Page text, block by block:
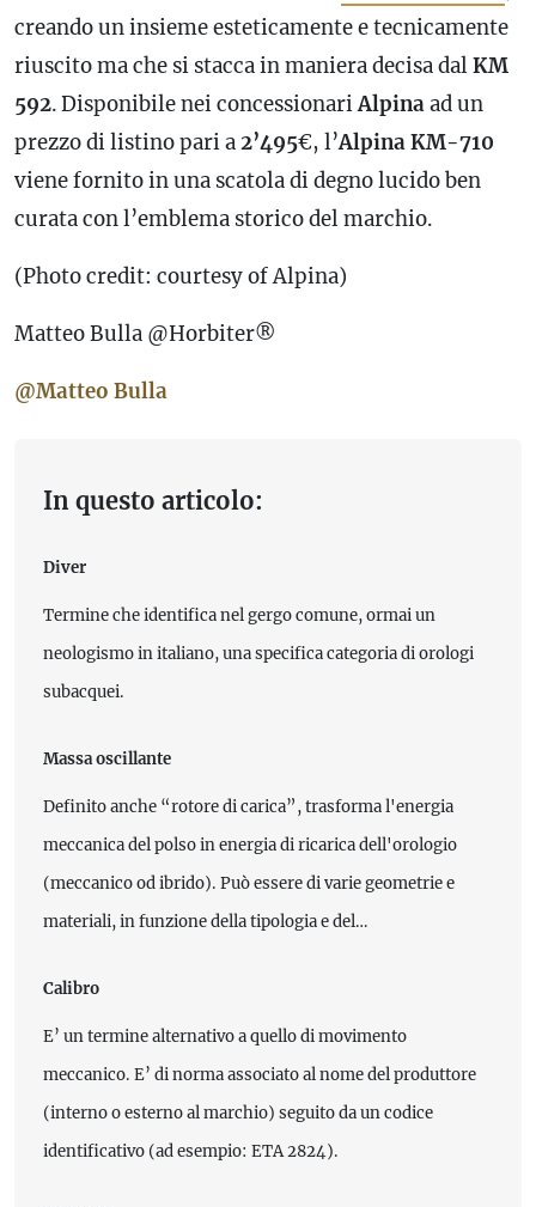
creando un insieme esteticamente e tecnicamente
riuscito ma che si stacca in maniera decisa dalKM
592. Disponibile nei concessionariAlpinaad un
prezzo di listino pari a2’495€, l’Alpina KM-710
viene fornito in una scatola di degno lucido ben
curata con l’emblema storico del marchio.
(Photo credit: courtesy of Alpina)
Matteo Bulla @Horbiter®
@Matteo Bulla
In questo articolo:
Diver
Termine che identifica nel gergo comune, ormai un
neologismo in italiano, una specifica categoria di orologi
subacquei.
Massa oscillante
Definito anche “rotore di carica”, trasforma l'energia
meccanica del polso in energia di ricarica dell'orologio
(meccanico od ibrido). Può essere di varie geometrie e
materiali, in funzione della tipologia e del…
Calibro
E’ un termine alternativo a quello di movimento
meccanico. E’ di norma associato al nome del produttore
(interno o esterno al marchio) seguito da un codice
identificativo (ad esempio: ETA 2824).